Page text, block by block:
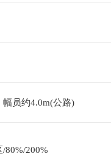
幅员约4.0m(公路)
80%/200%